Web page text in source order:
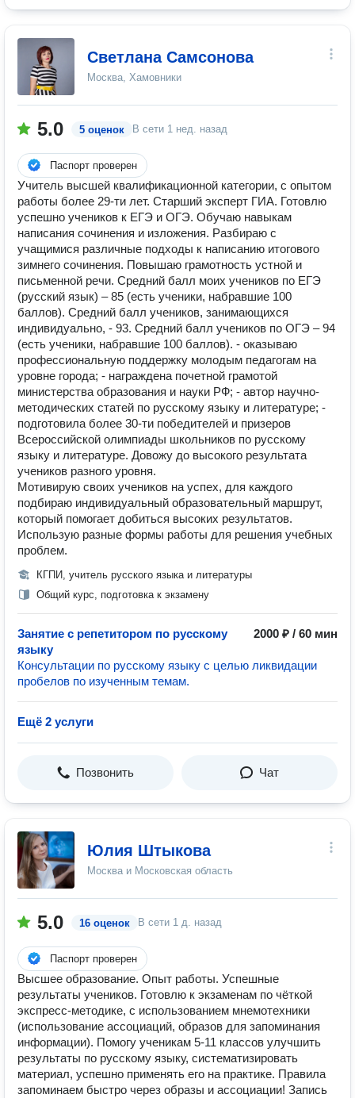
Светлана Самсонова
Москва, Хамовники
5.0 5 оценок В сети 1 нед. назад
Паспорт проверен
Учитель высшей квалификационной категории, с опытом
работы более 29-ти лет. Старший эксперт ГИА. Готовлю
успешно учеников к ЕГЭ и ОГЭ. Обучаю навыкам
написания сочинения и изложения. Разбираю с
учащимися различные подходы к написанию итогового
зимнего сочинения. Повышаю грамотность устной и
письменной речи. Средний балл моих учеников по ЕГЭ
(русский язык) – 85 (есть ученики, набравшие 100
баллов). Средний балл учеников, занимающихся
индивидуально, - 93. Средний балл учеников по ОГЭ – 94
(есть ученики, набравшие 100 баллов). - оказываю
профессиональную поддержку молодым педагогам на
уровне города; - награждена почетной грамотой
министерства образования и науки РФ; - автор научно-
методических статей по русскому языку и литературе; -
подготовила более 30-ти победителей и призеров
Всероссийской олимпиады школьников по русскому
языку и литературе. Довожу до высокого результата
учеников разного уровня.
Мотивирую своих учеников на успех, для каждого
подбираю индивидуальный образовательный маршрут,
который помогает добиться высоких результатов.
Использую разные формы работы для решения учебных
проблем.
КГПИ, учитель русского языка и литературы
Общий курс, подготовка к экзамену
Занятие с репетитором по русскому
языку
2000 ₽ / 60 мин
Консультации по русскому языку с целью ликвидации
пробелов по изученным темам.
Ещё 2 услуги
Позвонить Чат
Юлия Штыкова
Москва и Московская область
5.0 16 оценок В сети 1 д. назад
Паспорт проверен
Высшее образование. Опыт работы. Успешные
результаты учеников. Готовлю к экзаменам по чёткой
экспресс-методике, с использованием мнемотехники
(использование ассоциаций, образов для запоминания
информации). Помогу ученикам 5-11 классов улучшить
результаты по русскому языку, систематизировать
материал, успешно применять его на практике. Правила
запоминаем быстро через образы и ассоциации! Запись